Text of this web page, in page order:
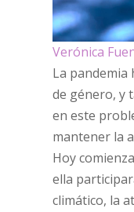
Verónica
La pandemia
de género, y
en este
mantener la
Hoy
ella
climático, la